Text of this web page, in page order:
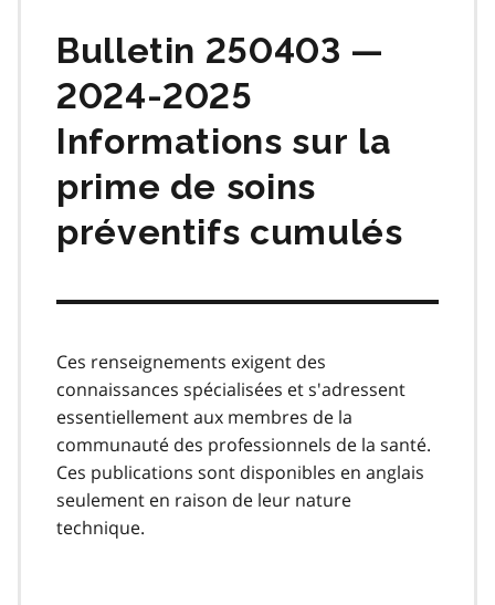
Bulletin 250403 —
2024-2025
Informations sur la
prime de soins
préventifs cumulés
Ces renseignements exigent des
connaissances spécialisées et s'adressent
essentiellement aux membres de la
communauté des professionnels de la santé.
Ces publications sont disponibles en anglais
seulement en raison de leur nature
technique.